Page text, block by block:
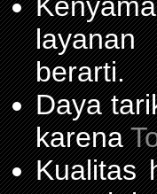
layanan
berarti.
Daya
karena
Kualitas